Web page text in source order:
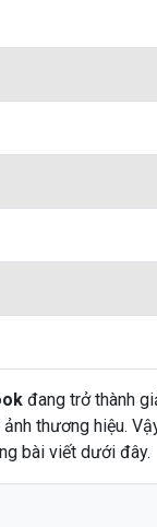
đang trở thành
thương hiệu.
bài viết dưới đây.